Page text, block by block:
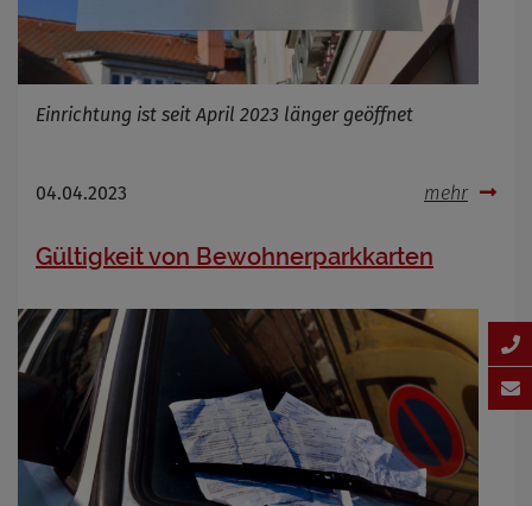
Einrichtung ist seit April 2023 länger geöffnet
04.04.2023 mehr
Gültigkeit von Bewohnerparkkarten